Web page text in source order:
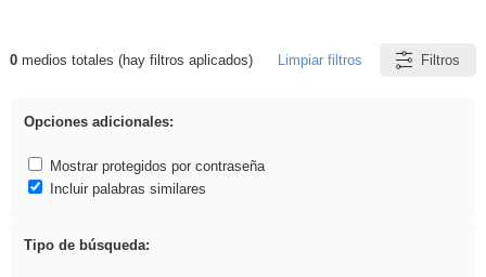
Resultados de: 3ESO
0medios totales (hay filtros aplicados) Limpiar filtros Filtros
Opciones adicionales:
Mostrar protegidos por contraseña
Incluir palabras similares
Tipo de búsqueda: